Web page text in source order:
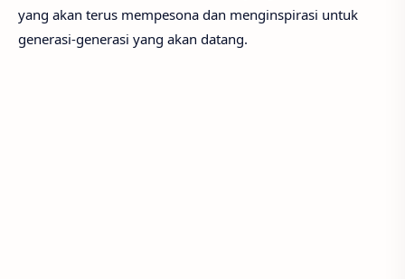
yang akan terus mempesona dan menginspirasi untuk
generasi-generasi yang akan datang.